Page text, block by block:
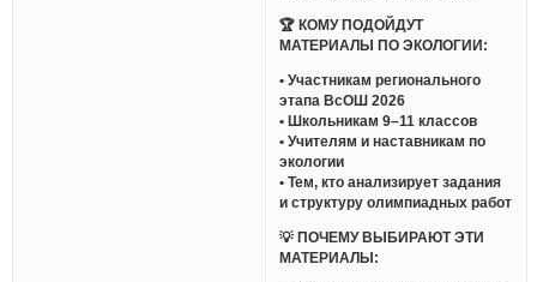
🏆 КОМУ ПОДОЙДУТ
МАТЕРИАЛЫ ПО ЭКОЛОГИИ:
• Участникам регионального
этапа ВсОШ 2026
• Школьникам 9–11 классов
• Учителям и наставникам по
экологии
• Тем, кто анализирует задания
и структуру олимпиадных работ
💡 ПОЧЕМУ ВЫБИРАЮТ ЭТИ
МАТЕРИАЛЫ: